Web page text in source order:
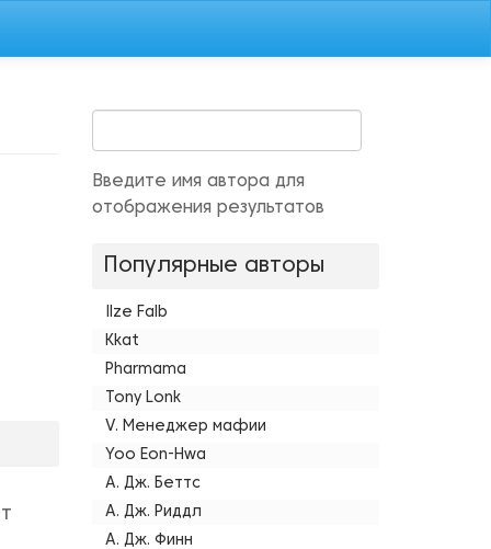
Введите имя автора для
отображения результатов
Популярные авторы
Ilze Falb
Kkat
Pharmama
Tony Lonk
V. Менеджер мафии
Yoo Eon-Hwa
А. Дж. Беттс
А. Дж. Риддл
А. Дж. Финн